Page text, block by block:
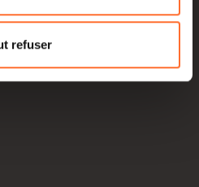
sur la manière dont
sommes amenés à traiter
et notrePolitique de
refuser